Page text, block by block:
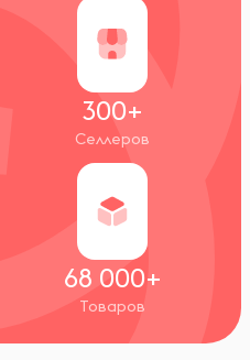
300+
Селлеров
68 000+
Товаров